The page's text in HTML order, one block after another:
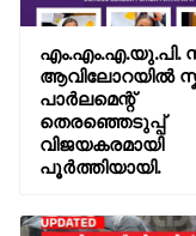
എം.എം.എ.യു.പി.
ആവിലോറയിൽ
പാർലമെന്റ്
തെരഞ്ഞെടുപ്പ്
വിജയകരമായി
പൂർത്തിയായി.